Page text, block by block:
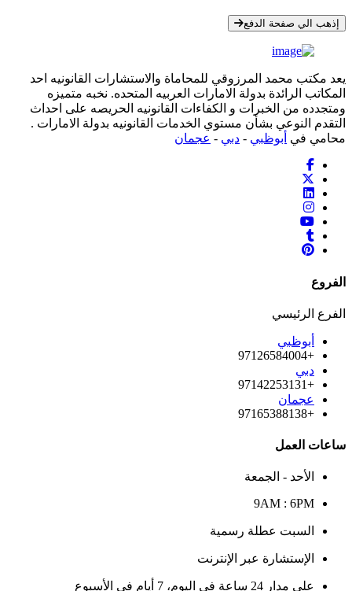
إذهب الي صفحة الدفع
يعد مكتب محمد المرزوقي للمحاماة والاستشارات القانونيه احد
المكاتب الرائدة بدولة الامارات العربيه المتحده. نخبه متميزه
ومتجدده من الخبرات و الكفاءات القانونيه الحريصه على احداث
التقدم النوعي بشأن مستوي الخدمات القانونيه بدولة الامارات .
محامي في أبوظبي - دبي - عجمان
الفروع
الفرع الرئيسي
أبوظبي
+97126584004
دبي
+97142253131
عجمان
+97165388138
ساعات العمل
الأحد - الجمعة
9AM : 6PM
السبت عطلة رسمية
الإستشارة عبر الإنترنت
على مدار 24 ساعة في اليوم، 7 أيام في الأسبوع